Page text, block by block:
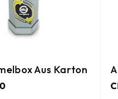
Aus Karton